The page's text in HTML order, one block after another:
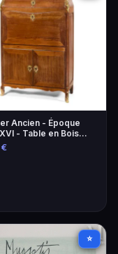
Ancien - Époque
- Table en Bois
€
⭐